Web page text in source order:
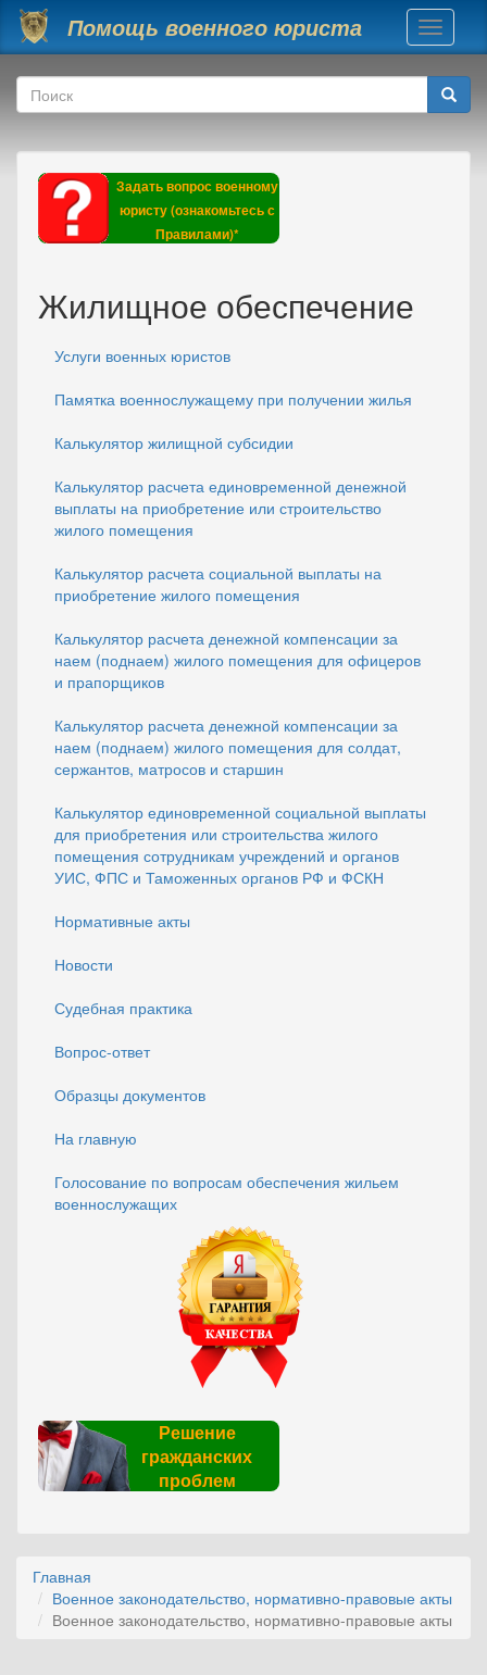
Перейти к основному содержанию
Помощь военного юриста
Toggle
Форма поиска
Поиск
Задать вопрос военному
юристу (ознакомьтесь с
Правилами)*
Жилищное обеспечение
Услуги военных юристов
Памятка военнослужащему при получении жилья
Калькулятор жилищной субсидии
Калькулятор расчета единовременной денежной
выплаты на приобретение или строительство
жилого помещения
Калькулятор расчета социальной выплаты на
приобретение жилого помещения
Калькулятор расчета денежной компенсации за
наем (поднаем) жилого помещения для офицеров
и прапорщиков
Калькулятор расчета денежной компенсации за
наем (поднаем) жилого помещения для солдат,
сержантов, матросов и старшин
Калькулятор единовременной социальной выплаты
для приобретения или строительства жилого
помещения сотрудникам учреждений и органов
УИС, ФПС и Таможенных органов РФ и ФСКН
Нормативные акты
Новости
Судебная практика
Вопрос-ответ
Образцы документов
На главную
Голосование по вопросам обеспечения жильем
военнослужащих
Решение
гражданских
проблем
Главная
Военное законодательство, нормативно-правовые акты
Военное законодательство, нормативно-правовые акты